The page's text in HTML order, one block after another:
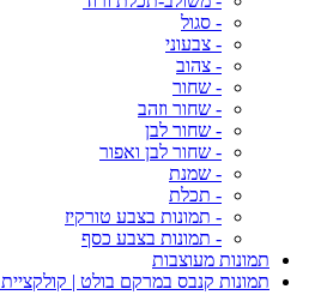
- סגול
- צבעוני
- צהוב
- שחור
- שחור וזהב
- שחור לבן
- שחור לבן ואפור
- שמנת
- תכלת
- תמונות בצבע טורקיז
- תמונות בצבע כסף
תמונות מעוצבות
תמונות קנבס במרקם בולט | קולקציית Art Touch